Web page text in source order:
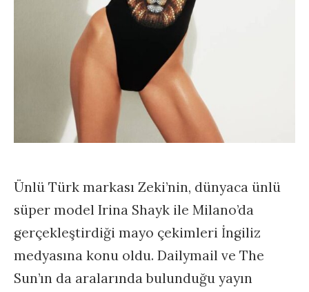
Ünlü Türk markası Zeki’nin, dünyaca ünlü
süper model Irina Shayk ile Milano’da
gerçekleştirdiği mayo çekimleri İngiliz
medyasına konu oldu. Dailymail ve The
Sun’ın da aralarında bulunduğu yayın